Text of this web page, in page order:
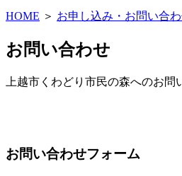
HOME ＞ お申し込み・お問い合
お問い合わせ
上越市くわどり市民の森へのお
お問い合わせフォーム